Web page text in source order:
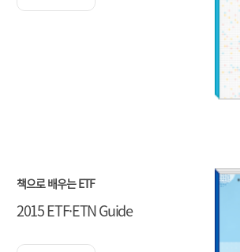
책으로 배우는 ETF
2015 ETF·ETN Guide